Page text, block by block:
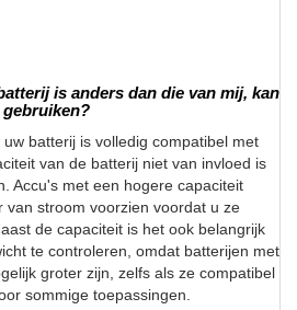
is anders dan die van mij, kan
batterij is volledig compatibel met
van de batterij niet van invloed is
Accu's met een hogere capaciteit
van stroom voorzien voordat u ze
de capaciteit is het ook belangrijk
te controleren, omdat batterijen met
groter zijn, zelfs als ze compatibel
sommige toepassingen.